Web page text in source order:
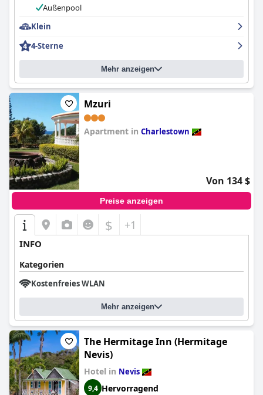
Außenpool
Klein
4-Sterne
Mehr anzeigen
Mzuri
Apartment in Charlestown
Von 134 $
Preise anzeigen
$ +1
INFO
Kategorien
Kostenfreies WLAN
Mehr anzeigen
The Hermitage Inn (Hermitage
Nevis)
Hotel in Nevis
9,4 Hervorragend